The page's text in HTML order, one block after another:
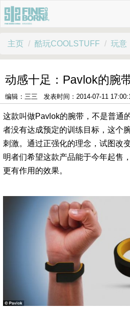
主页 酷玩COOLSTUFF 玩意
动感十足：Pavlok的腕
编辑：三三 发表时间：2014-07-11
这款叫做Pavlok的腕带，不是普通
者没有达成预定的训练目标，这个
刺激。通过正强化的理念，试图改
明者们希望这款产品能于今年起售
更有作用的效果。